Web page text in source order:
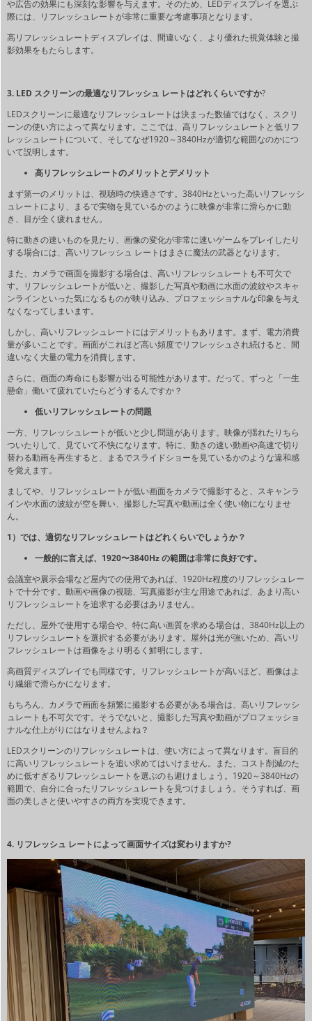
や広告の効果にも深刻な影響を与えます。そのため、LEDディスプレイを選ぶ
際には、リフレッシュレートが非常に重要な考慮事項となります。
高リフレッシュレートディスプレイは、間違いなく、より優れた視覚体験と撮
影効果をもたらします。
3. LED スクリーンの最適なリフレッシュ レートはどれくらいですか?
LEDスクリーンに最適なリフレッシュレートは決まった数値ではなく、スクリ
ーンの使い方によって異なります。ここでは、高リフレッシュレートと低リフ
レッシュレートについて、そしてなぜ1920～3840Hzが適切な範囲なのかにつ
いて説明します。
高リフレッシュレートのメリットとデメリット
まず第一のメリットは、視聴時の快適さです。3840Hzといった高いリフレッシ
ュレートにより、まるで実物を見ているかのように映像が非常に滑らかに動
き、目が全く疲れません。
特に動きの速いものを見たり、画像の変化が非常に速いゲームをプレイしたり
する場合には、高いリフレッシュ レートはまさに魔法の武器となります。
また、カメラで画面を撮影する場合は、高いリフレッシュレートも不可欠で
す。リフレッシュレートが低いと、撮影した写真や動画に水面の波紋やスキャ
ンラインといった気になるものが映り込み、プロフェッショナルな印象を与え
なくなってしまいます。
しかし、高いリフレッシュレートにはデメリットもあります。まず、電力消費
量が多いことです。画面がこれほど高い頻度でリフレッシュされ続けると、間
違いなく大量の電力を消費します。
さらに、画面の寿命にも影響が出る可能性があります。だって、ずっと「一生
懸命」働いて疲れていたらどうするんですか？
低いリフレッシュレートの問題
一方、リフレッシュレートが低いと少し問題があります。映像が揺れたりちら
ついたりして、見ていて不快になります。特に、動きの速い動画や高速で切り
替わる動画を再生すると、まるでスライドショーを見ているかのような違和感
を覚えます。
ましてや、リフレッシュレートが低い画面をカメラで撮影すると、スキャンラ
インや水面の波紋が空を舞い、撮影した写真や動画は全く使い物になりませ
ん。
1）では、適切なリフレッシュレートはどれくらいでしょうか？
一般的に言えば、1920〜3840Hz の範囲は非常に良好です。
会議室や展示会場など屋内での使用であれば、1920Hz程度のリフレッシュレー
トで十分です。動画や画像の視聴、写真撮影が主な用途であれば、あまり高い
リフレッシュレートを追求する必要はありません。
ただし、屋外で使用する場合や、特に高い画質を求める場合は、3840Hz以上の
リフレッシュレートを選択する必要があります。屋外は光が強いため、高いリ
フレッシュレートは画像をより明るく鮮明にします。
高画質ディスプレイでも同様です。リフレッシュレートが高いほど、画像はよ
り繊細で滑らかになります。
もちろん、カメラで画面を頻繁に撮影する必要がある場合は、高いリフレッシ
ュレートも不可欠です。そうでないと、撮影した写真や動画がプロフェッショ
ナルな仕上がりにはなりませんよね？
LEDスクリーンのリフレッシュレートは、使い方によって異なります。盲目的
に高いリフレッシュレートを追い求めてはいけません。また、コスト削減のた
めに低すぎるリフレッシュレートを選ぶのも避けましょう。1920～3840Hzの
範囲で、自分に合ったリフレッシュレートを見つけましょう。そうすれば、画
面の美しさと使いやすさの両方を実現できます。
4. リフレッシュ レートによって画面サイズは変わりますか?